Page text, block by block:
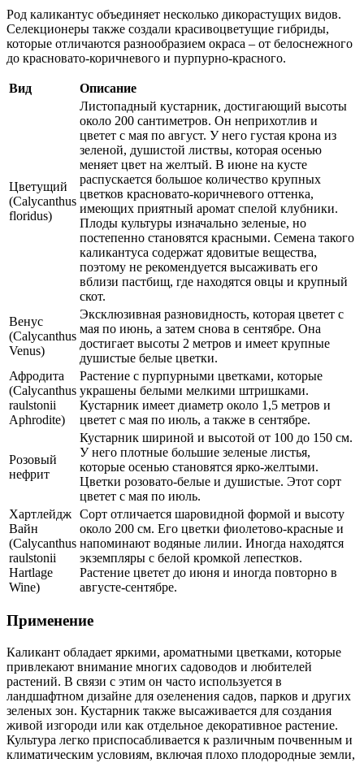
Род каликантус объединяет несколько дикорастущих видов.
Селекционеры также создали красивоцветущие гибриды,
которые отличаются разнообразием окраса – от белоснежного
до красновато-коричневого и пурпурно-красного.
Вид Описание
Цветущий
(Calycanthus
floridus)
Листопадный кустарник, достигающий высоты
около 200 сантиметров. Он неприхотлив и
цветет с мая по август. У него густая крона из
зеленой, душистой листвы, которая осенью
меняет цвет на желтый. В июне на кусте
распускается большое количество крупных
цветков красновато-коричневого оттенка,
имеющих приятный аромат спелой клубники.
Плоды культуры изначально зеленые, но
постепенно становятся красными. Семена такого
каликантуса содержат ядовитые вещества,
поэтому не рекомендуется высаживать его
вблизи пастбищ, где находятся овцы и крупный
скот.
Венус
(Calycanthus
Venus)
Эксклюзивная разновидность, которая цветет с
мая по июнь, а затем снова в сентябре. Она
достигает высоты 2 метров и имеет крупные
душистые белые цветки.
Афродита
(Calycanthus
raulstonii
Aphrodite)
Растение с пурпурными цветками, которые
украшены белыми мелкими штришками.
Кустарник имеет диаметр около 1,5 метров и
цветет с мая по июль, а также в сентябре.
Розовый
нефрит
Кустарник шириной и высотой от 100 до 150 см.
У него плотные большие зеленые листья,
которые осенью становятся ярко-желтыми.
Цветки розовато-белые и душистые. Этот сорт
цветет с мая по июль.
Хартлейдж
Вайн
(Calycanthus
raulstonii
Hartlage
Wine)
Сорт отличается шаровидной формой и высоту
около 200 см. Его цветки фиолетово-красные и
напоминают водяные лилии. Иногда находятся
экземпляры с белой кромкой лепестков.
Растение цветет до июня и иногда повторно в
августе-сентябре.
Применение
Каликант обладает яркими, ароматными цветками, которые
привлекают внимание многих садоводов и любителей
растений. В связи с этим он часто используется в
ландшафтном дизайне для озеленения садов, парков и других
зеленых зон. Кустарник также высаживается для создания
живой изгороди или как отдельное декоративное растение.
Культура легко приспосабливается к различным почвенным и
климатическим условиям, включая плохо плодородные земли,